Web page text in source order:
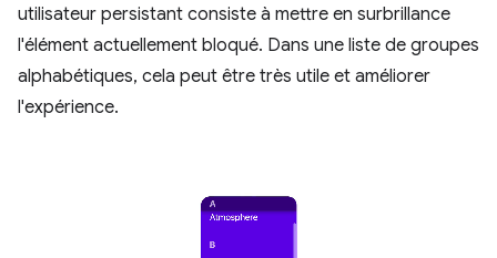
utilisateur persistant consiste à mettre en surbrillance
l'élément actuellement bloqué. Dans une liste de groupes
alphabétiques, cela peut être très utile et améliorer
l'expérience.